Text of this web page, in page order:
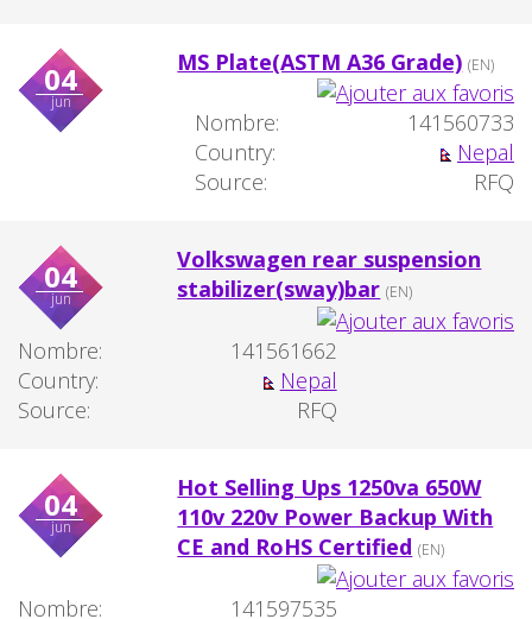
04
jun
MS Plate(ASTM A36 Grade) (EN)
Nombre:
141560733
Country:
Nepal
Source:
RFQ
04
jun
Volkswagen rear suspension
stabilizer(sway)bar (EN)
Nombre:
141561662
Country:
Nepal
Source:
RFQ
04
jun
Hot Selling Ups 1250va 650W
110v 220v Power Backup With
CE and RoHS Certified (EN)
Nombre: 141597535